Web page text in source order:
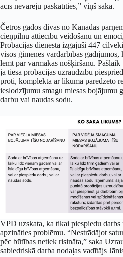
acīs nevarēju paskatīties,” viņš saka.
Četros gados divas no Kanādas
cieņpilnu attiecību veidošanu un
Probācijas dienestā izgājuši 447
visos ģimenes vardarbības gadījumos,
lemt par varmākas nošķiršanu.
ja tiesa probācijas uzraudzību
proti, komplektā ar likumā paredzēto
ieslodzījumu smagu miesas bojājumu
darbu vai naudas sodu.
VPD uzskata, ka tikai piespiedu darbs
apzināties problēmu. “Nestrādājot
pēc būtības netiek risināta,” saka
sabiedriskā darba nodaļas vadītājs